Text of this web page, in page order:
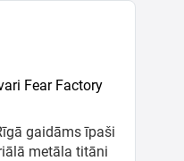
Fear Factory
gaidāms īpaši
metāla titāni